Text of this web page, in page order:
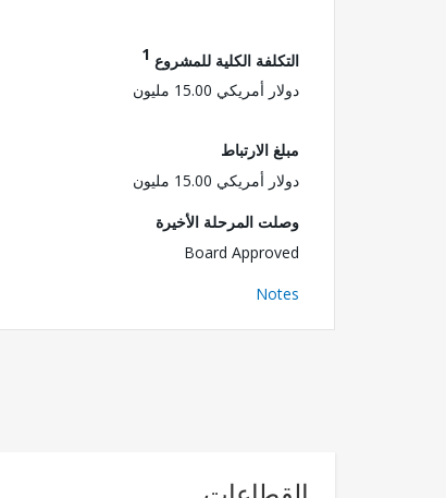
التكلفة الكلية للمشروع 1
دولار أمريكي 15.00 مليون
مبلغ الارتباط
دولار أمريكي 15.00 مليون
وصلت المرحلة الأخيرة
Board Approved
Notes